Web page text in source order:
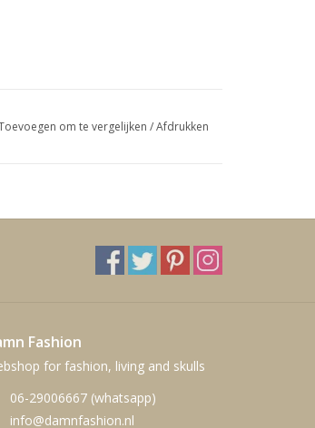
om te vergelijken /Afdrukken
Fashion
for fashion, living and skulls
06-29006667 (whatsapp)
info@damnfashion.nl